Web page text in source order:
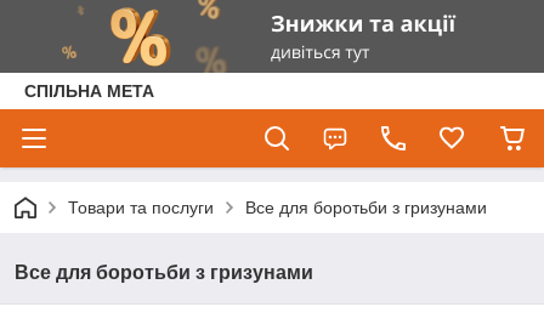
СПІЛЬНА МЕТА
Товари та послуги Все для боротьби з гризунами
Все для боротьби з гризунами